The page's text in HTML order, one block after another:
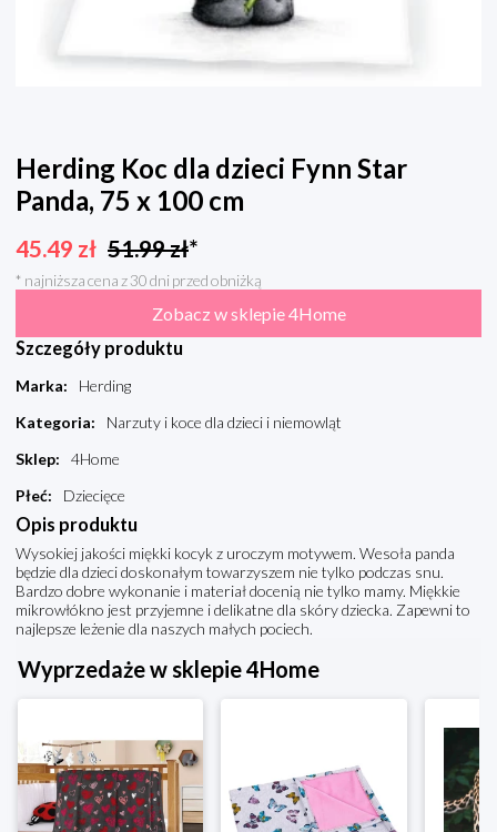
Herding Koc dla dzieci Fynn Star
Panda, 75 x 100 cm
45.49 zł 51.99zł*
* najniższa cena z 30 dni przed obniżką
Zobacz w sklepie 4Home
Szczegóły produktu
Marka:
Herding
Kategoria:
Narzuty i koce dla dzieci i niemowląt
Sklep:
4Home
Płeć: Dziecięce
Opis produktu
Wysokiej jakości miękki kocyk z uroczym motywem. Wesoła panda
będzie dla dzieci doskonałym towarzyszem nie tylko podczas snu.
Bardzo dobre wykonanie i materiał docenią nie tylko mamy. Miękkie
mikrowłókno jest przyjemne i delikatne dla skóry dziecka. Zapewni to
najlepsze leżenie dla naszych małych pociech.
Wyprzedaże w sklepie 4Home